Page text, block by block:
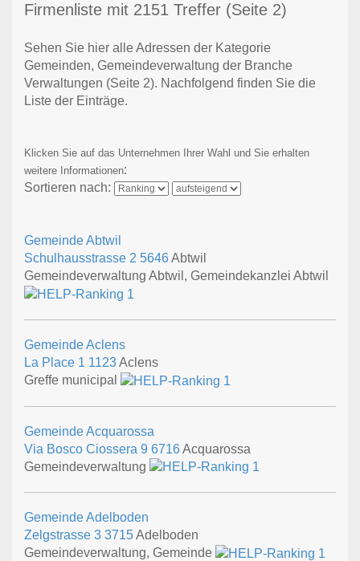
Firmenliste mit 2151 Treffer (Seite 2)
Sehen Sie hier alle Adressen der Kategorie
Gemeinden, Gemeindeverwaltung der Branche
Verwaltungen (Seite 2). Nachfolgend finden Sie die
Liste der Einträge.
Klicken Sie auf das Unternehmen Ihrer Wahl und Sie erhalten
weitere Informationen:
Sortieren nach:
Gemeinde Abtwil
Schulhausstrasse 2 5646Abtwil
Gemeindeverwaltung Abtwil, Gemeindekanzlei Abtwil
Gemeinde Aclens
La Place 1 1123Aclens
Greffe municipal
Gemeinde Acquarossa
Via Bosco Ciossera 9 6716Acquarossa
Gemeindeverwaltung
Gemeinde Adelboden
Zelgstrasse 3 3715Adelboden
Gemeindeverwaltung, Gemeinde